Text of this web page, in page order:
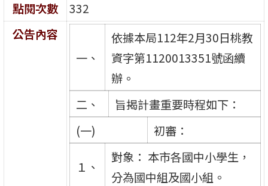
點閱次數
332
公告內容
一、
依據本局112年2月30日桃教
資字第1120013351號函續
辦。
二、
旨揭計畫重要時程如下：
(一)
初審：
１、
對象： 本市各國中小學生，
分為國中組及國小組。